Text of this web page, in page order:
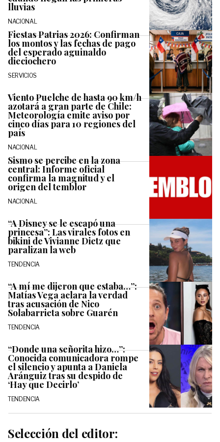
lluvias
NACIONAL
Fiestas Patrias 2026: Confirman
los montos y las fechas de pago
del esperado aguinaldo
dieciochero
SERVICIOS
Viento Puelche de hasta 90 km/h
azotará a gran parte de Chile:
Meteorología emite aviso por
cinco días para 10 regiones del
país
NACIONAL
Sismo se percibe en la zona
central: Informe oficial
confirma la magnitud y el
origen del temblor
NACIONAL
“A Disney se le escapó una
princesa”: Las virales fotos en
bikini de Vivianne Dietz que
paralizan la web
TENDENCIA
“A mí me dijeron que estaba…”:
Matías Vega aclara la verdad
tras acusación de Nico
Solabarrieta sobre Guarén
TENDENCIA
“Donde una señorita hizo…”:
Conocida comunicadora rompe
el silencio y apunta a Daniela
Aránguiz tras su despido de
‘Hay que Decirlo’
TENDENCIA
Selección del editor: